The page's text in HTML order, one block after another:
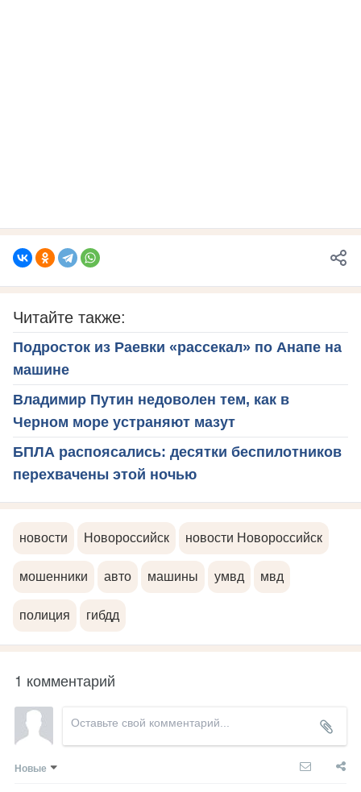
Читайте также:
Подросток из Раевки «рассекал» по Анапе на
машине
Владимир Путин недоволен тем, как в
Черном море устраняют мазут
БПЛА распоясались: десятки беспилотников
перехвачены этой ночью
новости Новороссийск новости Новороссийск
мошенники авто машины умвд мвд
полиция гибдд
1 комментарий
Новые